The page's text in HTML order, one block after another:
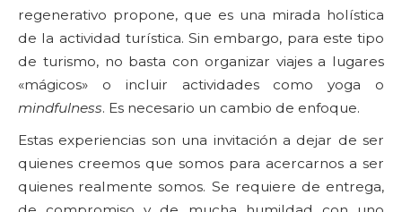
regenerativo propone, que es una mirada holística
de la actividad turística. Sin embargo, para este tipo
de turismo, no basta con organizar viajes a lugares
«mágicos» o incluir actividades como yoga o
mindfulness. Es necesario un cambio de enfoque.
Estas experiencias son una invitación a dejar de ser
quienes creemos que somos para acercarnos a ser
quienes realmente somos. Se requiere de entrega,